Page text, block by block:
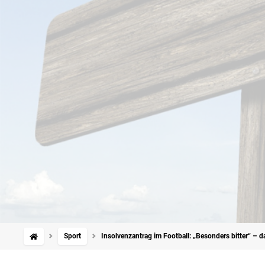
Sport Insolvenzantrag im Football: „Besonders bitter“ –